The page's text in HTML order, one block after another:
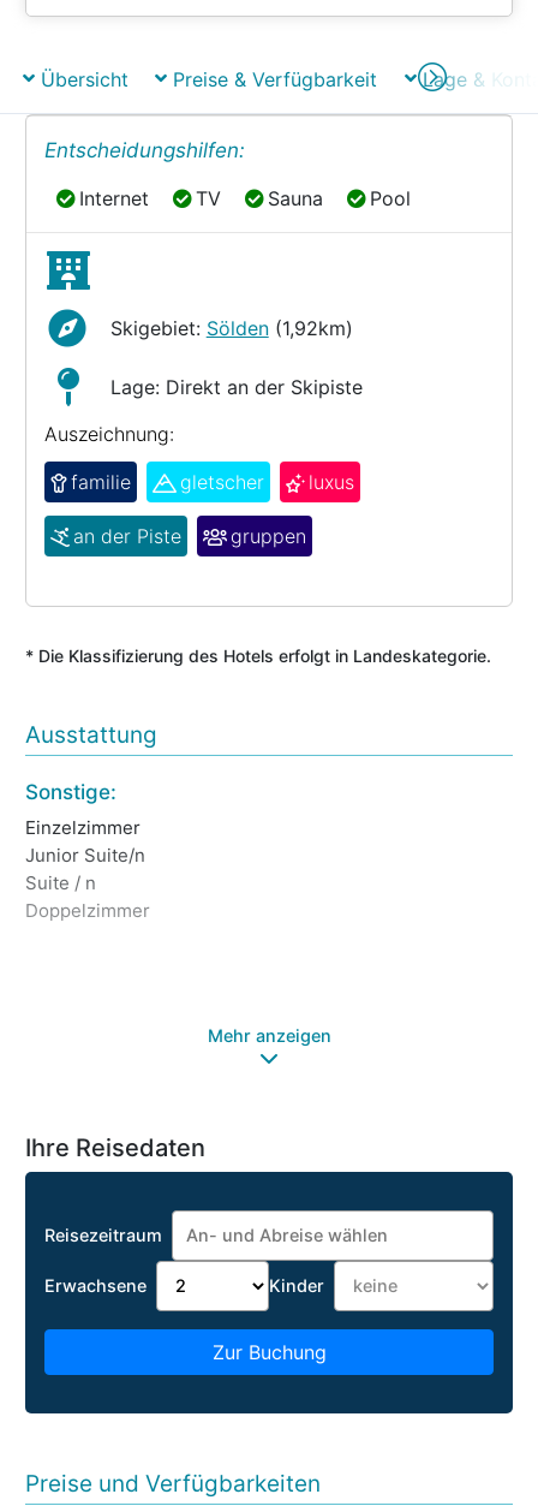
Übersicht Preise & Verfügbarkeit Lage &
Entscheidungshilfen:
Internet
Internet TV
TV Sauna
Sauna Pool
Pool
Skigebiet: Sölden(1,92km)
Lage: Direkt an der Skipiste
Auszeichnung:
familie
gletscher luxus
an der Piste gruppen
* Die Klassifizierung des Hotels erfolgt in Landeskategorie.
Ausstattung
Sonstige:
Einzelzimmer
Junior Suite/n
Suite / n
Doppelzimmer
Mehr anzeigen
Ihre Reisedaten
Reisezeitraum
Erwachsene Kinder
Zur Buchung
Preise und Verfügbarkeiten